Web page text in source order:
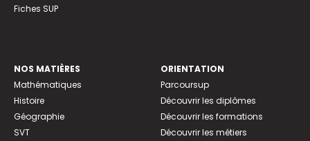
Fiches SUP
NOS MATIÈRES
Mathématiques
Histoire
Géographie
SVT
ORIENTATION
Parcoursup
Découvrir les diplômes
Découvrir les formations
Découvrir les métiers